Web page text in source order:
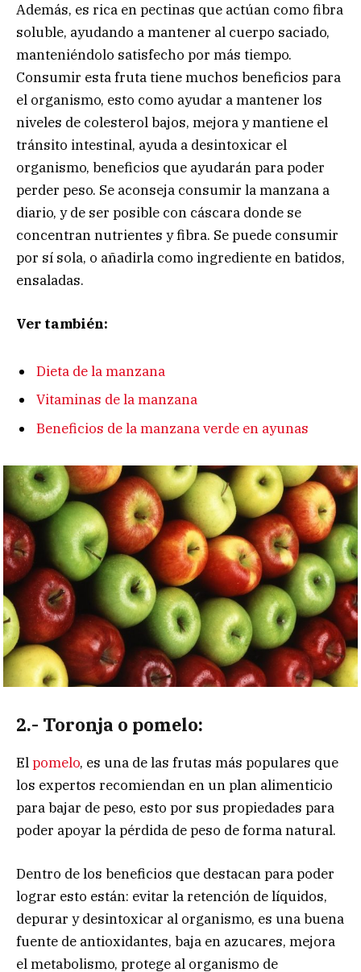
Además, es rica en pectinas que actúan como fibra
soluble, ayudando a mantener al cuerpo saciado,
manteniéndolo satisfecho por más tiempo.
Consumir esta fruta tiene muchos beneficios para
el organismo, esto como ayudar a mantener los
niveles de colesterol bajos, mejora y mantiene el
tránsito intestinal, ayuda a desintoxicar el
organismo, beneficios que ayudarán para poder
perder peso. Se aconseja consumir la manzana a
diario, y de ser posible con cáscara donde se
concentran nutrientes y fibra. Se puede consumir
por sí sola, o añadirla como ingrediente en batidos,
ensaladas.
Ver también:
Dieta de la manzana
Vitaminas de la manzana
Beneficios de la manzana verde en ayunas
2.- Toronja o pomelo:
Elpomelo, es una de las frutas más populares que
los expertos recomiendan en un plan alimenticio
para bajar de peso, esto por sus propiedades para
poder apoyar la pérdida de peso de forma natural.
Dentro de los beneficios que destacan para poder
lograr esto están: evitar la retención de líquidos,
depurar y desintoxicar al organismo, es una buena
fuente de antioxidantes, baja en azucares, mejora
el metabolismo, protege al organismo de